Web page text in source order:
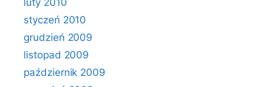
luty 2010
styczeń 2010
grudzień 2009
listopad 2009
październik 2009